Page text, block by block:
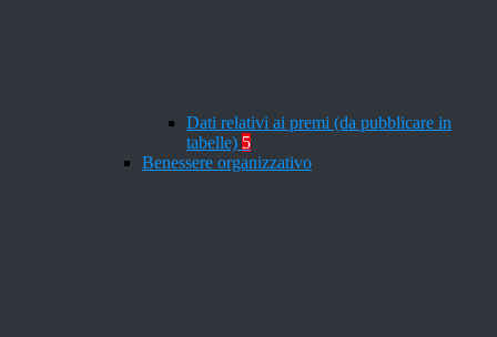
Dati relativi ai premi (da pubblicare in
tabelle) 5
Benessere organizzativo